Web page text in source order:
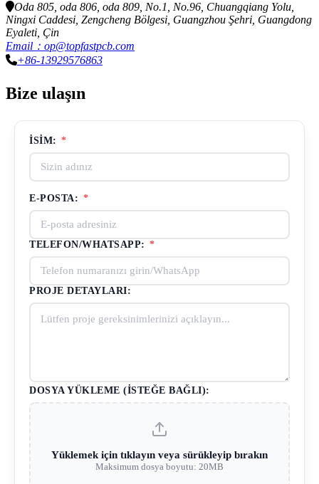
Oda 805, oda 806, oda 809, No.1, No.96, Chuangqiang Yolu,
Ningxi Caddesi, Zengcheng Bölgesi, Guangzhou Şehri, Guangdong
Eyaleti, Çin
Email：op@topfastpcb.com
+86-13929576863
Bize ulaşın
İSIM: *
E-POSTA: *
TELEFON/WHATSAPP: *
PROJE DETAYLARI:
DOSYA YÜKLEME (İSTEĞE BAĞLI):
Yüklemek için tıklayın veya sürükleyip bırakın
Maksimum dosya boyutu: 20MB